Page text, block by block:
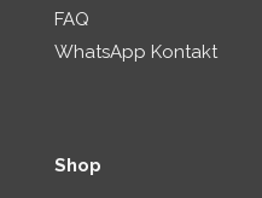
FAQ
WhatsApp Kontakt
Shop